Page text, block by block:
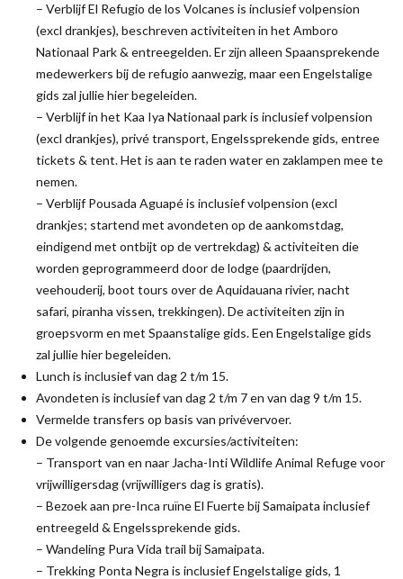
– Verblijf El Refugio de los Volcanes is inclusief volpension
(excl drankjes), beschreven activiteiten in het Amboro
Nationaal Park & entreegelden. Er zijn alleen Spaansprekende
medewerkers bij de refugio aanwezig, maar een Engelstalige
gids zal jullie hier begeleiden.
– Verblijf in het Kaa Iya Nationaal park is inclusief volpension
(excl drankjes), privé transport, Engelssprekende gids, entree
tickets & tent. Het is aan te raden water en zaklampen mee te
nemen.
– Verblijf Pousada Aguapé is inclusief volpension (excl
drankjes; startend met avondeten op de aankomstdag,
eindigend met ontbijt op de vertrekdag) & activiteiten die
worden geprogrammeerd door de lodge (paardrijden,
veehouderij, boot tours over de Aquidauana rivier, nacht
safari, piranha vissen, trekkingen). De activiteiten zijn in
groepsvorm en met Spaanstalige gids. Een Engelstalige gids
zal jullie hier begeleiden.
Lunch is inclusief van dag 2 t/m 15.
Avondeten is inclusief van dag 2 t/m 7 en van dag 9 t/m 15.
Vermelde transfers op basis van privévervoer.
De volgende genoemde excursies/activiteiten:
– Transport van en naar Jacha-Inti Wildlife Animal Refuge voor
vrijwilligersdag (vrijwilligers dag is gratis).
– Bezoek aan pre-Inca ruïne El Fuerte bij Samaipata inclusief
entreegeld & Engelssprekende gids.
– Wandeling Pura Vida trail bij Samaipata.
– Trekking Ponta Negra is inclusief Engelstalige gids, 1